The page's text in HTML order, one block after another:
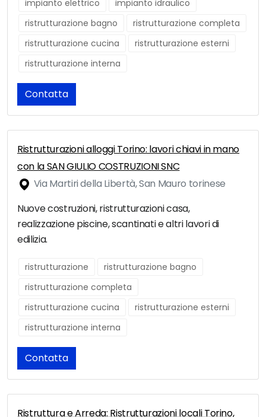
impianto elettrico
impianto idraulico
ristrutturazione bagno
ristrutturazione completa
ristrutturazione cucina
ristrutturazione esterni
ristrutturazione interna
Contatta
Ristrutturazioni alloggi Torino: lavori chiavi in mano
con la SAN GIULIO COSTRUZIONI SNC
Via Martiri della Libertà, San Mauro torinese
Nuove costruzioni, ristrutturazioni casa,
realizzazione piscine, scantinati e altri lavori di
edilizia.
ristrutturazione
ristrutturazione bagno
ristrutturazione completa
ristrutturazione cucina
ristrutturazione esterni
ristrutturazione interna
Contatta
Ristruttura e Arreda: Ristrutturazioni locali Torino,